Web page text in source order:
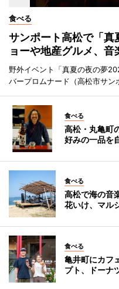
食べる
サンポート高松で「
ョーや地産グルメ、音
野外イベント「真夏の夜の夢
バープロムナード（高松市サン
食べる
高松・丸亀町
好みの一品を
食べる
高松で海の音
花いけ、マル
食べる
亀井町にカフ
プト、ドーナ